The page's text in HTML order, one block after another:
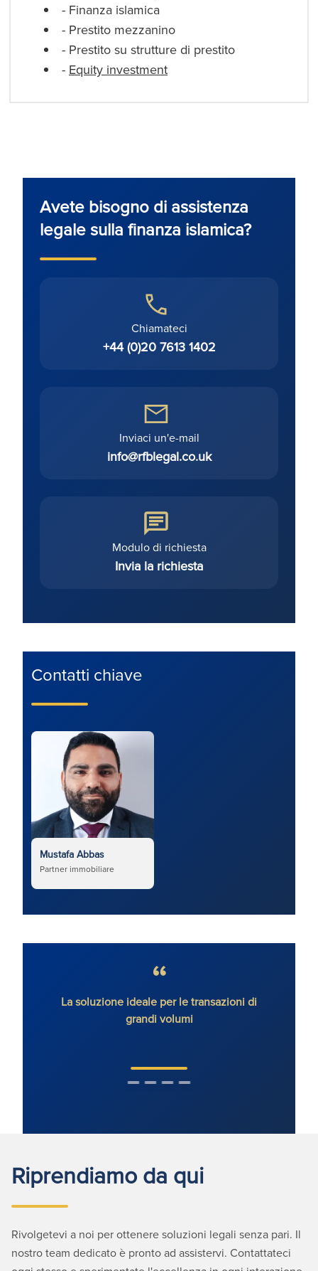
- Finanza islamica
- Prestito mezzanino
- Prestito su strutture di prestito
- Equity investment
Avete bisogno di assistenza
legale sulla finanza islamica?
Chiamateci
+44 (0)20 7613 1402
Inviaci un'e-mail
info@rfblegal.co.uk
Modulo di richiesta
Invia la richiesta
Contatti chiave
Mustafa Abbas
Partner immobiliare
La soluzione ideale per le transazioni di
grandi volumi
Riprendiamo da qui
Rivolgetevi a noi per ottenere soluzioni legali senza pari. Il
nostro team dedicato è pronto ad assistervi. Contattateci